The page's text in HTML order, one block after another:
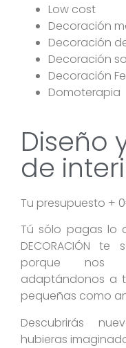
Low cost
Decoración
Decoración
Decoración
Decoración
Domoterapia
Diseño
de
Tu presupuesto +
Tú sólo pagas lo
DECORACIÓN te
porque nos
adaptándonos a
pequeñas como
Descubrirás
hubieras